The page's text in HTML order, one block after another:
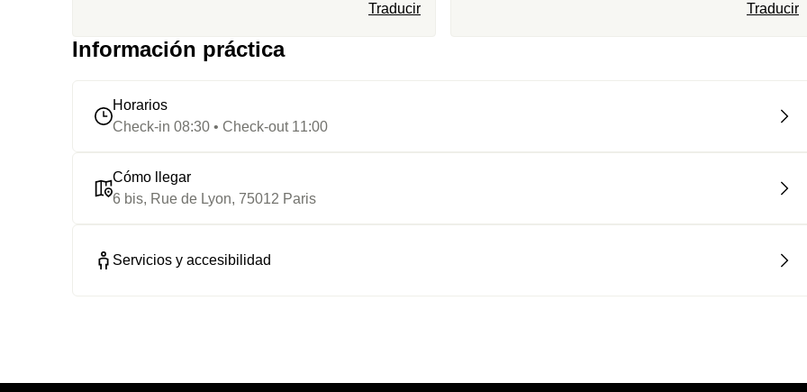
Traducir
Traducir
Información práctica
Horarios
Check-in 08:30 • Check-out 11:00
Cómo llegar
6 bis, Rue de Lyon, 75012 Paris
Servicios y accesibilidad